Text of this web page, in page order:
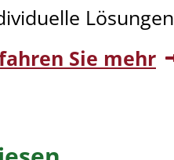
Sie mehr